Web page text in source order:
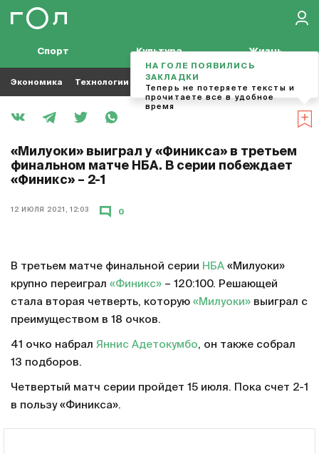
Спорт Культура Жизнь
Экономика Технологии Кино Футбол
«Милуоки» выиграл у «Финикса» в третьем
финальном матче НБА. В серии побеждает
«Финикс» – 2-1
12 ИЮЛЯ 2021, 12:03 0
В третьем матче финальной серии НБА «Милуоки»
крупно переиграл «Финикс» – 120:100. Решающей
стала вторая четверть, которую «Милуоки» выиграл с
преимуществом в 18 очков.
41 очко набрал Яннис Адетокумбо, он также собрал
13 подборов.
Четвертый матч серии пройдет 15 июля. Пока счет 2-1
в пользу «Финикса».
НА ГОЛЕ ПОЯВИЛИСЬ
ЗАКЛАДКИ
Теперь не потеряете тексты и
прочитаете все в удобное
время